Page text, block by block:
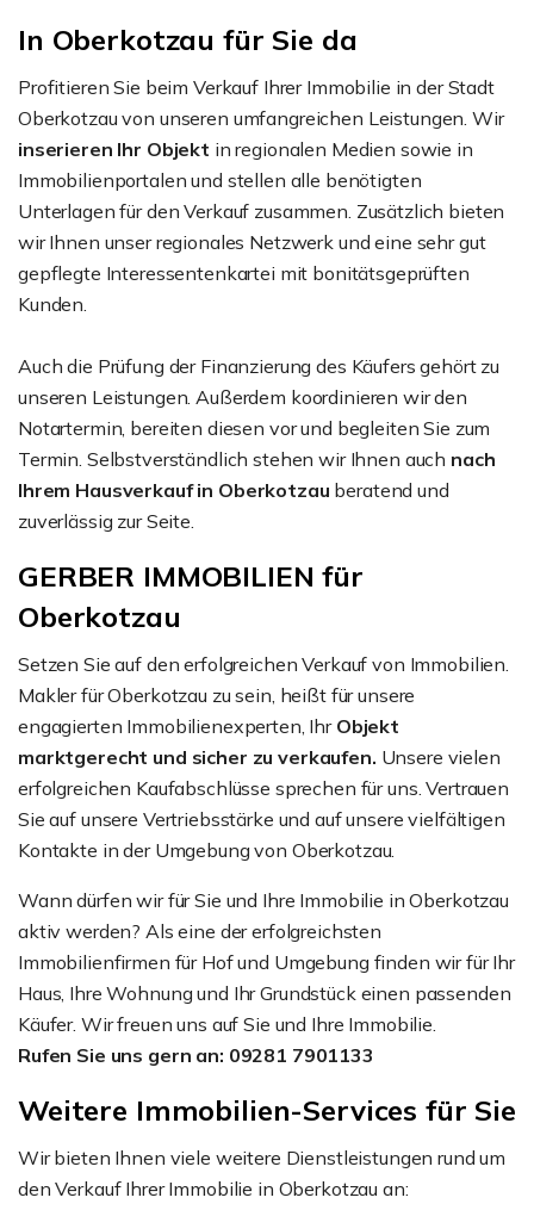
In Oberkotzau für Sie da
Profitieren Sie beim Verkauf Ihrer Immobilie in der Stadt
Oberkotzau von unseren umfangreichen Leistungen. Wir
inserieren Ihr Objekt in regionalen Medien sowie in
Immobilienportalen und stellen alle benötigten
Unterlagen für den Verkauf zusammen. Zusätzlich bieten
wir Ihnen unser regionales Netzwerk und eine sehr gut
gepflegte Interessentenkartei mit bonitätsgeprüften
Kunden.
Auch die Prüfung der Finanzierung des Käufers gehört zu
unseren Leistungen. Außerdem koordinieren wir den
Notartermin, bereiten diesen vor und begleiten Sie zum
Termin. Selbstverständlich stehen wir Ihnen auch nach
Ihrem Hausverkauf in Oberkotzau beratend und
zuverlässig zur Seite.
GERBER IMMOBILIEN für
Oberkotzau
Setzen Sie auf den erfolgreichen Verkauf von Immobilien.
Makler für Oberkotzau zu sein, heißt für unsere
engagierten Immobilienexperten, Ihr Objekt
marktgerecht und sicher zu verkaufen. Unsere vielen
erfolgreichen Kaufabschlüsse sprechen für uns. Vertrauen
Sie auf unsere Vertriebsstärke und auf unsere vielfältigen
Kontakte in der Umgebung von Oberkotzau.
Wann dürfen wir für Sie und Ihre Immobilie in Oberkotzau
aktiv werden? Als eine der erfolgreichsten
Immobilienfirmen für Hof und Umgebung finden wir für Ihr
Haus, Ihre Wohnung und Ihr Grundstück einen passenden
Käufer. Wir freuen uns auf Sie und Ihre Immobilie.
Rufen Sie uns gern an: 09281 7901133
Weitere Immobilien-Services für Sie
Wir bieten Ihnen viele weitere Dienstleistungen rund um
den Verkauf Ihrer Immobilie in Oberkotzau an: